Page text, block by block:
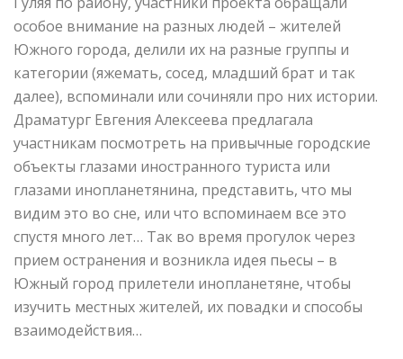
особое внимание на разных людей – жителей
Южного города, делили их на разные группы и
категории (яжемать, сосед, младший брат и так
далее), вспоминали или сочиняли про них истории.
Драматург Евгения Алексеева предлагала
участникам посмотреть на привычные городские
объекты глазами иностранного туриста или
глазами инопланетянина, представить, что мы
видим это во сне, или что вспоминаем все это
спустя много лет… Так во время прогулок через
прием остранения и возникла идея пьесы – в
Южный город прилетели инопланетяне, чтобы
изучить местных жителей, их повадки и способы
взаимодействия…